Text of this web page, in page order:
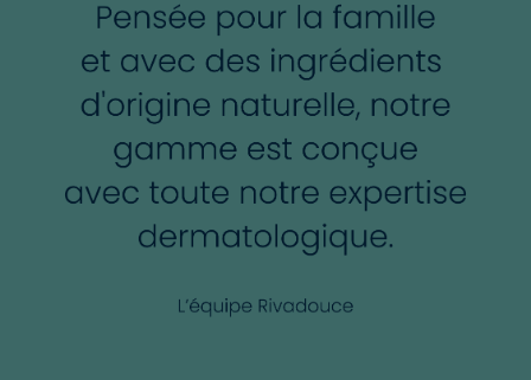
FABRICATION AVEC AMOUR EN FRANCE: Tous nos
produits sont développés et fabriqués depuis 50 ans dans
notre Laboratoire situé à Thouars en France. Une
production locale pour un soin responsable !
Tout savoir sur les irritations intime.